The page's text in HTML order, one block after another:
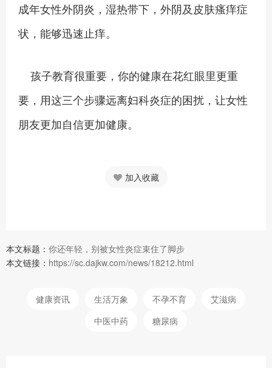
成年女性外阴炎，湿热带下，外阴及皮肤瘙痒症
状，能够迅速止痒。
孩子教育很重要，你的健康在花红眼里更重
要，用这三个步骤远离妇科炎症的困扰，让女性
朋友更加自信更加健康。
加入收藏
本文标题： 你还年轻，别被女性炎症束住了脚步
本文链接： https://sc.dajkw.com/news/18212.html
健康资讯 生活万象 不孕不育
艾滋病
中医中药
糖尿病